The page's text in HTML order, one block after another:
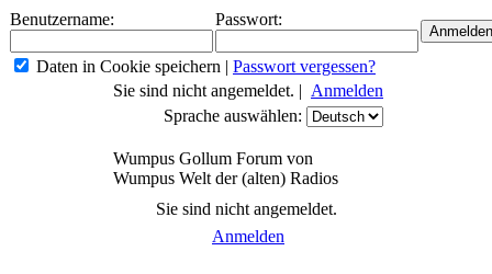
Benutzername: Passwort:
Daten in Cookie speichern | Passwort vergessen?
Sie sind nicht angemeldet. | Anmelden
Sprache auswählen:
Wumpus Gollum Forum von
Wumpus Welt der (alten) Radios
Sie sind nicht angemeldet.
Anmelden